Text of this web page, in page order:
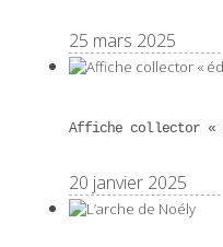
25 mars 2025
Affiche collector
20 janvier 2025